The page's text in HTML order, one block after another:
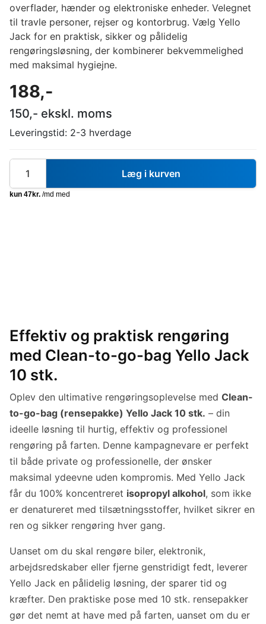
overflader, hænder og elektroniske enheder. Velegnet
til travle personer, rejser og kontorbrug. Vælg Yello
Jack for en praktisk, sikker og pålidelig
rengøringsløsning, der kombinerer bekvemmelighed
med maksimal hygiejne.
188,-
150,- ekskl. moms
Leveringstid: 2-3 hverdage
Læg i kurven
Effektiv og praktisk rengøring
med Clean-to-go-bag Yello Jack
10 stk.
Oplev den ultimative rengøringsoplevelse med Clean-
to-go-bag (rensepakke) Yello Jack 10 stk. – din
ideelle løsning til hurtig, effektiv og professionel
rengøring på farten. Denne kampagnevare er perfekt
til både private og professionelle, der ønsker
maksimal ydeevne uden kompromis. Med Yello Jack
får du 100% koncentreret isopropyl alkohol, som ikke
er denatureret med tilsætningsstoffer, hvilket sikrer en
ren og sikker rengøring hver gang.
Uanset om du skal rengøre biler, elektronik,
arbejdsredskaber eller fjerne genstridigt fedt, leverer
Yello Jack en pålidelig løsning, der sparer tid og
kræfter. Den praktiske pose med 10 stk. rensepakker
gør det nemt at have med på farten, uanset om du er